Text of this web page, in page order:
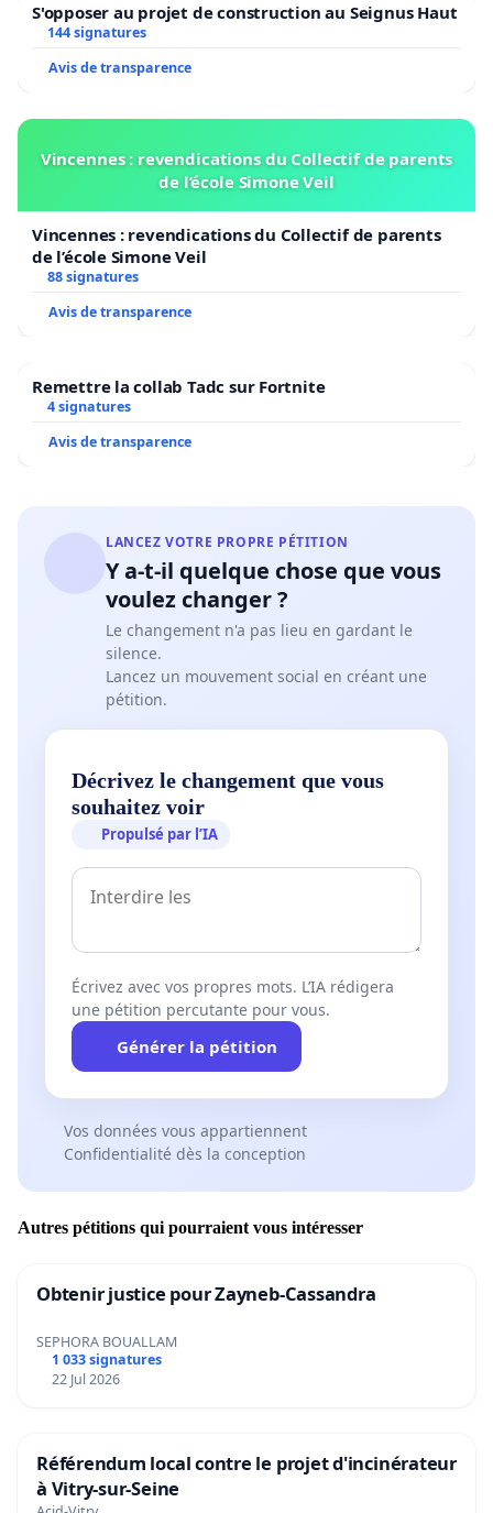
S'opposer au projet de construction au Seignus Haut
144 signatures
Avis de transparence
Vincennes : revendications du Collectif de parents
de l’école Simone Veil
Vincennes : revendications du Collectif de parents
de l’école Simone Veil
88 signatures
Avis de transparence
Remettre la collab Tadc sur Fortnite
4 signatures
Avis de transparence
LANCEZ VOTRE PROPRE PÉTITION
Y a-t-il quelque chose que vous
voulez changer ?
Le changement n'a pas lieu en gardant le
silence.
Lancez un mouvement social en créant une
pétition.
Décrivez le changement que vous
souhaitez voir
Propulsé par l’IA
Écrivez avec vos propres mots. L’IA rédigera
une pétition percutante pour vous.
Générer la pétition
Vos données vous appartiennent
Confidentialité dès la conception
Autres pétitions qui pourraient vous intéresser
Obtenir justice pour Zayneb-Cassandra
SEPHORA BOUALLAM
1 033 signatures
22 Jul 2026
Référendum local contre le projet d'incinérateur
à Vitry-sur-Seine